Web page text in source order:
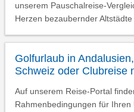
unserem Pauschalreise-
Herzen bezaubernder
Golfurlaub in
Schweiz oder Clubreise
Auf unserem Reise-Portal
Rahmenbedingungen für